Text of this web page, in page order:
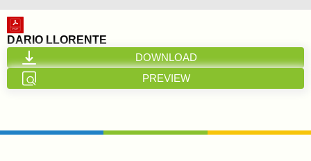
Inicio
Nosotros
Transparencia
DARIO LLORENTE
DOWNLOAD
PREVIEW